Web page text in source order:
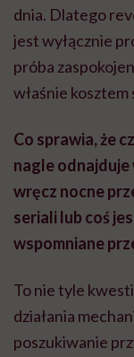
dnia. Dlatego
jest wyłącznie
próba
właśnie kosztem
Co sprawia, że
nagle odnajduje
wręcz nocne
seriali lub coś
wspomniane
To nie tyle
działania
poszukiwanie